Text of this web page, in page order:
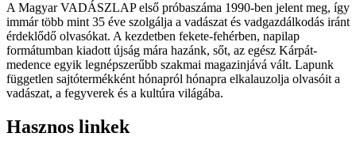
A Magyar VADÁSZLAP első próbaszáma 1990-ben jelent meg, így
immár több mint 35 éve szolgálja a vadászat és vadgazdálkodás iránt
érdeklődő olvasókat. A kezdetben fekete-fehérben, napilap
formátumban kiadott újság mára hazánk, sőt, az egész Kárpát-
medence egyik legnépszerűbb szakmai magazinjává vált. Lapunk
független sajtótermékként hónapról hónapra elkalauzolja olvasóit a
vadászat, a fegyverek és a kultúra világába.
Hasznos linkek